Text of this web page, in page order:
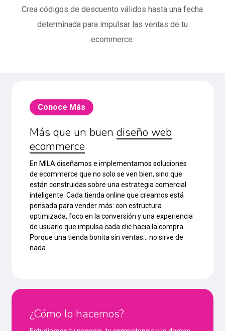
Crea códigos de descuento válidos hasta una fecha
determinada para impulsar las ventas de tu
ecommerce.
Conoce Más
Más que un buen diseño web
ecommerce
En MILA diseñamos e implementamos soluciones
de ecommerce que no solo se ven bien, sino que
están construidas sobre una estrategia comercial
inteligente. Cada tienda online que creamos está
pensada para vender más: con estructura
optimizada, foco en la conversión y una experiencia
de usuario que impulsa cada clic hacia la compra.
Porque una tienda bonita sin ventas… no sirve de
nada.
¿Cómo lo hacemos?